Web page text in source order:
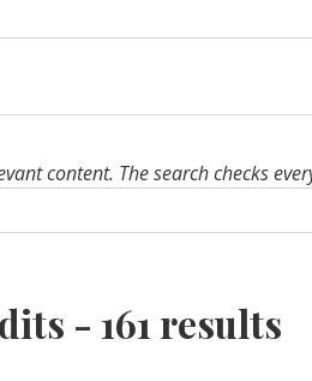
content. The search checks
- 161 results